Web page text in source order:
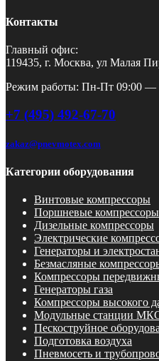
Контакты
Главный офис:
119435, г. Москва, ул Малая
Режим работы: Пн-Пт 09:00 —
+7 (495) 492-67-70
zakaz@pnevmotex.com
Категории оборудования
Винтовые компрессоры
Поршневые компрессоры
Дизельные компрессоры
Электрические
Генераторы и
Безмасляные
Компрессоры
Генераторы газа
Компрессоры высокого
Модульные станции
Пескоструйное
Подготовка воздуха
Пневмосеть и